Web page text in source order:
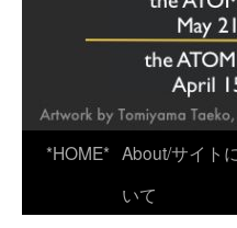
*HOME* About/サイト
いて